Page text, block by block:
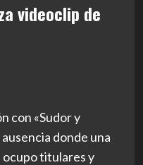
videoclip de
con «Sudor y
donde una
ocupo titulares y